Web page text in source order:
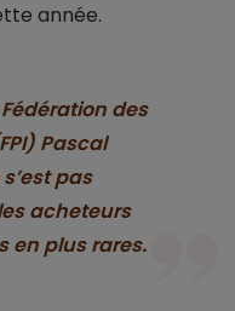
année.
des
Pascal
pas
acheteurs
en plus rares.